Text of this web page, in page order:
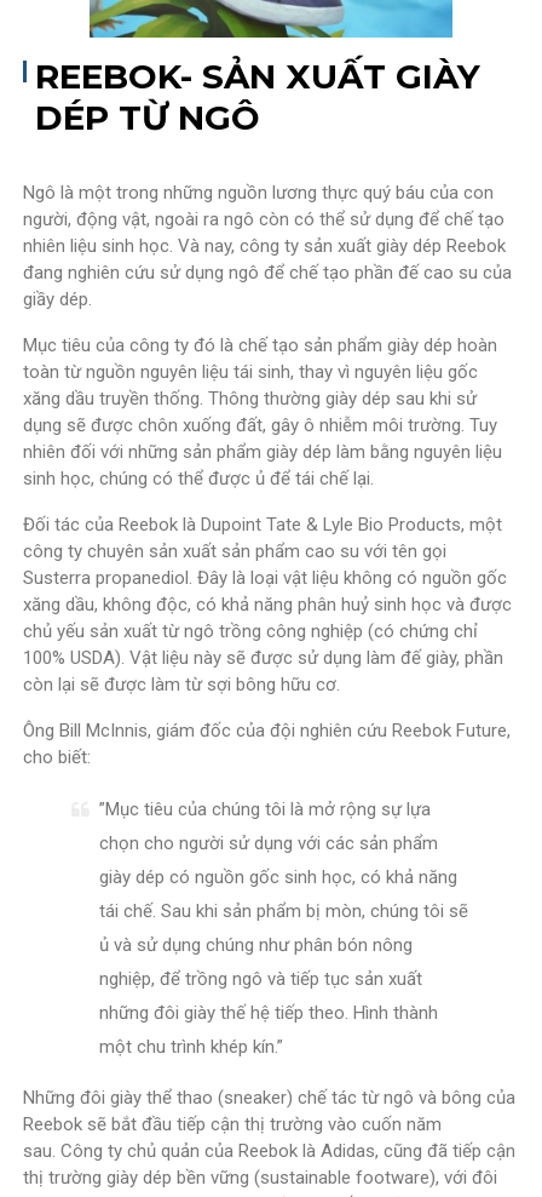
REEBOK- SẢN XUẤT GIÀY
DÉP TỪ NGÔ
Ngô là một trong những nguồn lương thực quý báu của con
người, động vật, ngoài ra ngô còn có thể sử dụng để chế tạo
nhiên liệu sinh học. Và nay, công ty sản xuất giày dép Reebok
đang nghiên cứu sử dụng ngô để chế tạo phần đế cao su của
giầy dép.
Mục tiêu của công ty đó là chế tạo sản phẩm giày dép hoàn
toàn từ nguồn nguyên liệu tái sinh, thay vì nguyên liệu gốc
xăng dầu truyền thống. Thông thường giày dép sau khi sử
dụng sẽ được chôn xuống đất, gây ô nhiễm môi trường. Tuy
nhiên đối với những sản phẩm giày dép làm bằng nguyên liệu
sinh học, chúng có thể được ủ để tái chế lại.
Đối tác của Reebok là Dupoint Tate & Lyle Bio Products, một
công ty chuyên sản xuất sản phẩm cao su với tên gọi
Susterra propanediol. Đây là loại vật liệu không có nguồn gốc
xăng dầu, không độc, có khả năng phân huỷ sinh học và được
chủ yếu sản xuất từ ngô trồng công nghiệp (có chứng chỉ
100% USDA). Vật liệu này sẽ được sử dụng làm đế giày, phần
còn lại sẽ được làm từ sợi bông hữu cơ.
Ông Bill McInnis, giám đốc của đội nghiên cứu Reebok Future,
cho biết:
”Mục tiêu của chúng tôi là mở rộng sự lựa
chọn cho người sử dụng với các sản phẩm
giày dép có nguồn gốc sinh học, có khả năng
tái chế. Sau khi sản phẩm bị mòn, chúng tôi sẽ
ủ và sử dụng chúng như phân bón nông
nghiệp, để trồng ngô và tiếp tục sản xuất
những đôi giày thế hệ tiếp theo. Hình thành
một chu trình khép kín.”
Những đôi giày thể thao (sneaker) chế tác từ ngô và bông của
Reebok sẽ bắt đầu tiếp cận thị trường vào cuốn năm
sau. Công ty chủ quản của Reebok là Adidas, cũng đã tiếp cận
thị trường giày dép bền vững (sustainable footware), với đôi